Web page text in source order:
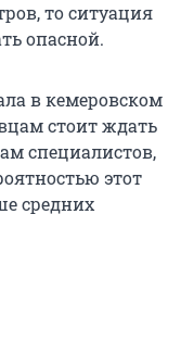
то ситуация
опасной.
в кемеровском
стоит ждать
специалистов,
этот
средних